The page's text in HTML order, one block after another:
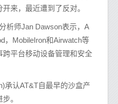
来，最近遭到了反对。
析师Jan Dawson表示，A
，MobileIron和Airwatch等
平台移动设备管理和安全
承认AT&T自最早的沙盒产
。